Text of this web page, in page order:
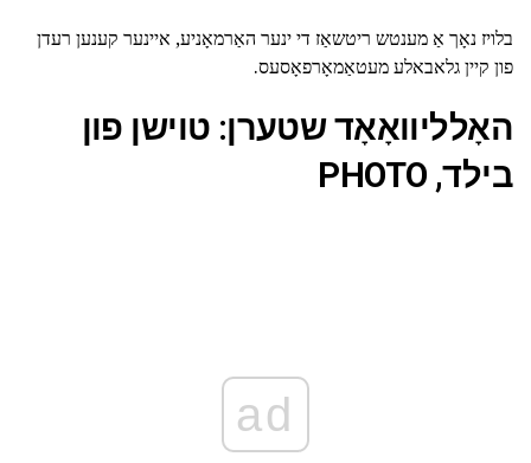
בלויז נאָך אַ מענטש ריטשאַז די ינער האַרמאָניע, איינער קענען רעדן
פון קיין גלאבאלע מעטאַמאָרפאָסעס.
האָלליוואָאָד שטערן: טוישן פון
בילד, PHOTO
ad